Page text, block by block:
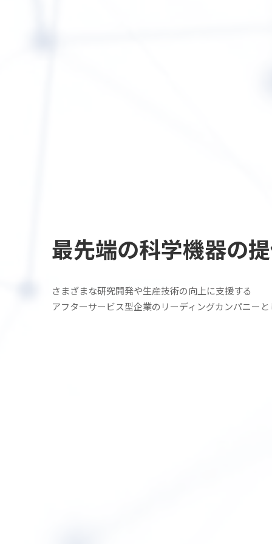
最先端の科学機器の
さまざまな研究開発や生産技術の向上に支援する
アフターサービス型企業の リーディングカンパニー